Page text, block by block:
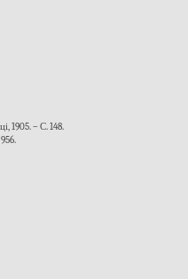
1905. – С. 148.